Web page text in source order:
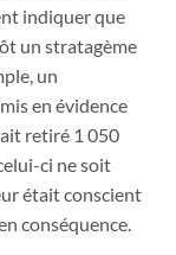
indiquer que
un stratagème
un
en évidence
retiré 1 050
ci ne soit
était conscient
conséquence.